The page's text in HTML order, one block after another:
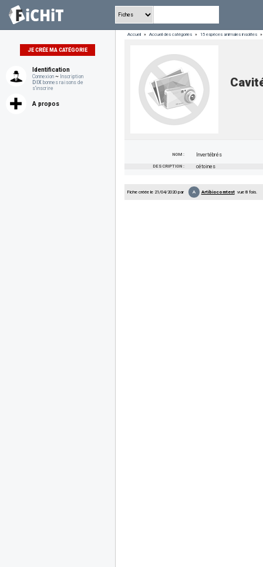
JE CRÉE MA CATÉGORIE
Identification
Connexion ~ Inscription
DIX bonnes raisons de
s'inscrire
A propos
Accueil » Accueil des catégories » 15 espèces animales insolites »
NOM : Invertébrés
DESCRIPTION : cétoines
Fiche créée le 21/04/2020 par A Artibiocomtestvue 8 fois.